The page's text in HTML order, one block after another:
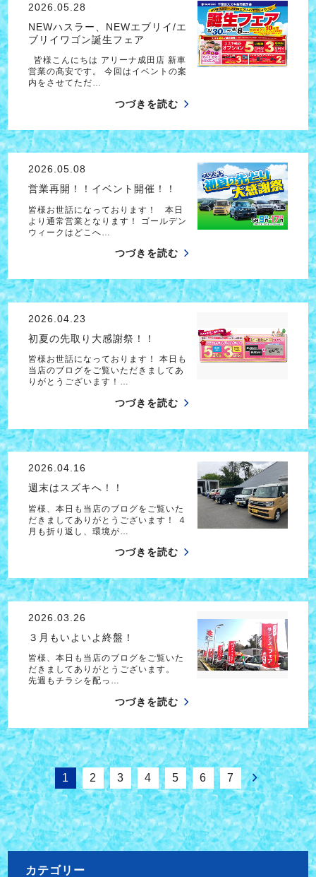
2026.05.28
NEWハスラー、NEWエブリイ/エ
ブリイワゴン誕生フェア
皆様こんにちは アリーナ成田店 新車
営業の髙安です。 今回はイベントの案
内をさせてただ…
つづきを読む
2026.05.08
営業再開！！イベント開催！！
皆様お世話になっております！ 本日
より通常営業となります！ ゴールデン
ウィークはどこへ…
つづきを読む
2026.04.23
初夏の先取り大感謝祭！！
皆様お世話になっております！ 本日も
当店のブログをご覧いただきましてあ
りがとうございます！…
つづきを読む
2026.04.16
週末はスズキへ！！
皆様、本日も当店のブログをご覧いた
だきましてありがとうございます！ ４
月も折り返し、環境が…
つづきを読む
2026.03.26
３月もいよいよ終盤！
皆様、本日も当店のブログをご覧いた
だきましてありがとうございます。
先週もチラシを配っ…
つづきを読む
1 2 3 4 5 6 7
カテゴリー